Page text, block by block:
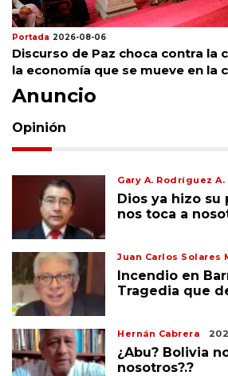
Portada 2026-08-06
Discurso de Paz choca contra la
la economía que se mueve en la
Anuncio
Opinión
Gary A. Rodríguez A.
Dios ya hizo su
nos toca a
Juan Carlos Solares
Incendio en
Tragedia que
Hernán Cabrera
¿Abu? Bolivia
nosotros?.?